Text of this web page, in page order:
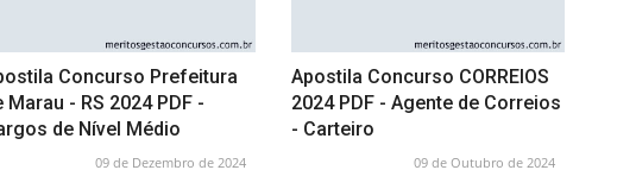
Concurso Prefeitura
Marau - RS 2024 PDF -
de Nível Médio
09 de Dezembro de 2024
Apostila Concurso CORREIOS
2024 PDF - Agente de Correios
- Carteiro
09 de Outubro de 2024